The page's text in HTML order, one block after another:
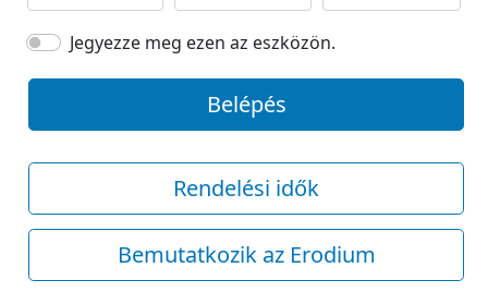
Jegyezze meg ezen az eszközön.
Belépés
Rendelési idők
Bemutatkozik az Erodium